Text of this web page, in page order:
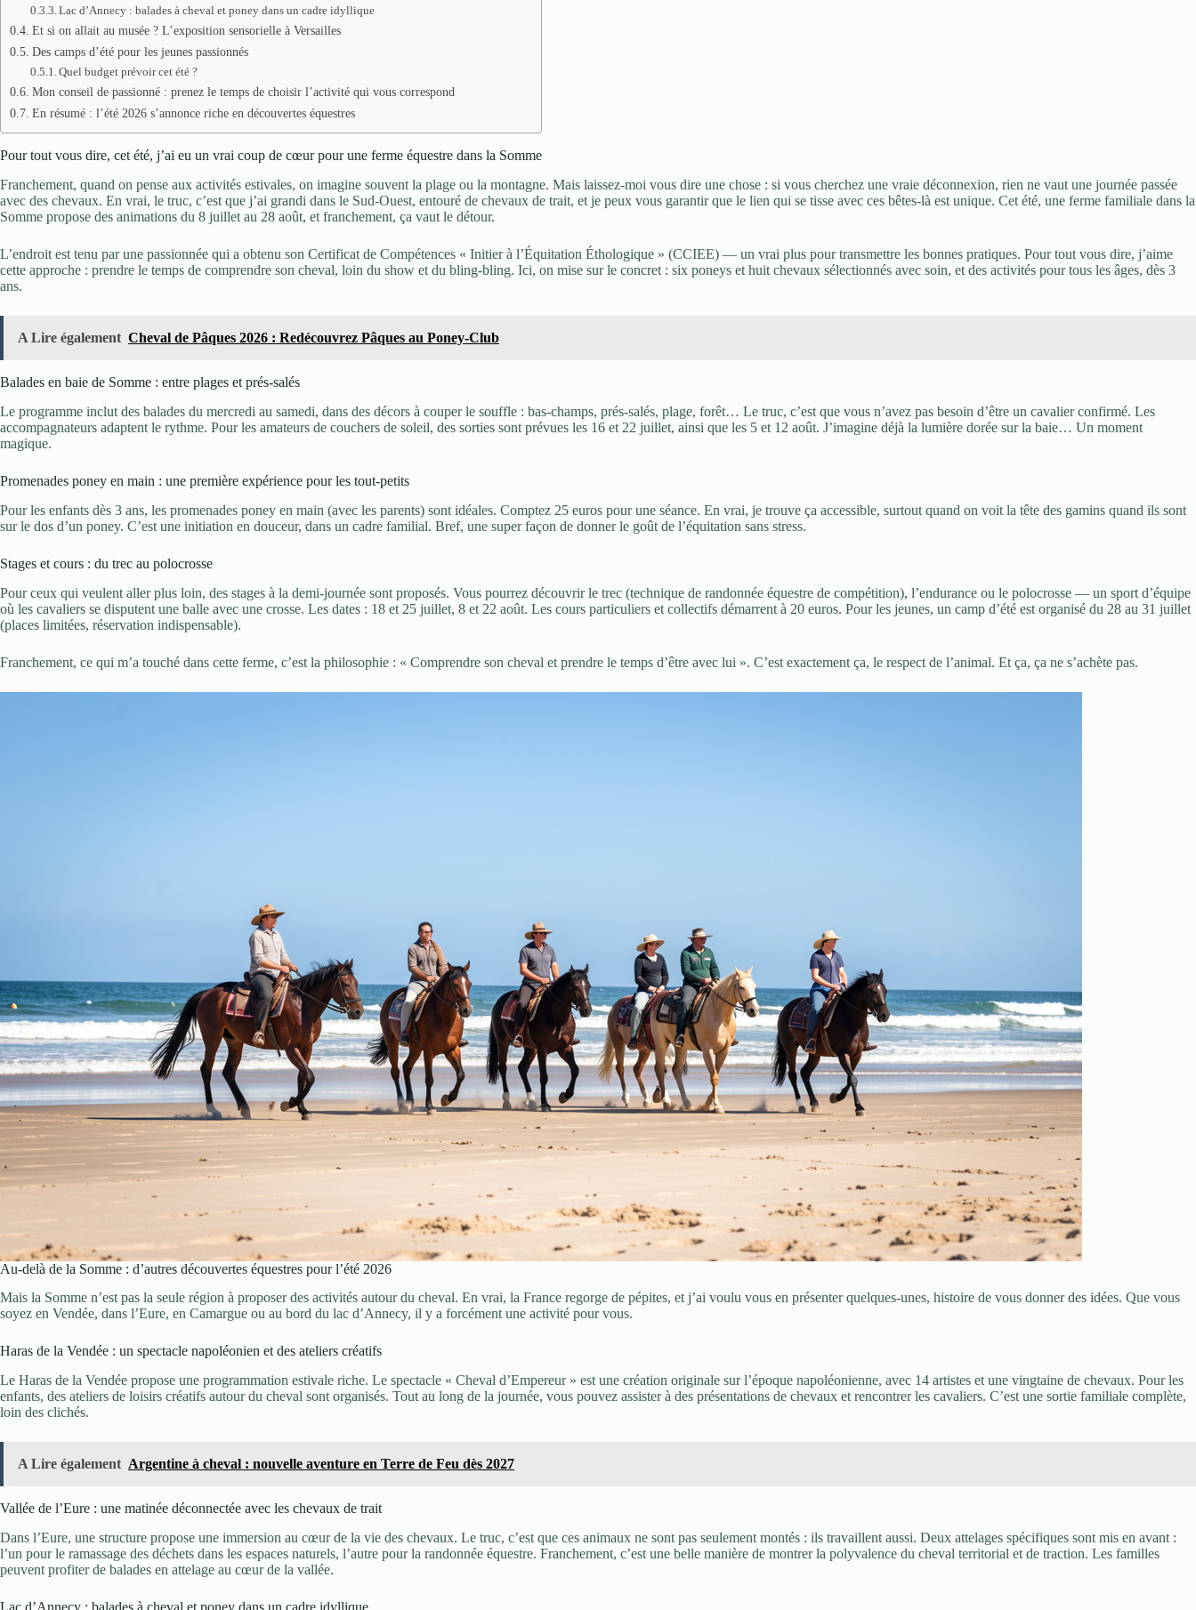
Lac d’Annecy : balades à cheval et poney dans un cadre idyllique
Et si on allait au musée ? L’exposition sensorielle à Versailles
Des camps d’été pour les jeunes passionnés
Quel budget prévoir cet été ?
Mon conseil de passionné : prenez le temps de choisir l’activité qui vous correspond
En résumé : l’été 2026 s’annonce riche en découvertes équestres
Pour tout vous dire, cet été, j’ai eu un vrai coup de cœur pour une ferme équestre dans la Somme
Franchement, quand on pense aux activités estivales, on imagine souvent la plage ou la montagne. Mais laissez-moi vous dire une chose : si vous cherchez une vraie déconnexion, rien ne vaut une journée passée
avec des chevaux. En vrai, le truc, c’est que j’ai grandi dans le Sud-Ouest, entouré de chevaux de trait, et je peux vous garantir que le lien qui se tisse avec ces bêtes-là est unique. Cet été, une ferme familiale dans la
Somme propose des animations du 8 juillet au 28 août, et franchement, ça vaut le détour.
L’endroit est tenu par une passionnée qui a obtenu son Certificat de Compétences « Initier à l’Équitation Éthologique » (CCIEE) — un vrai plus pour transmettre les bonnes pratiques. Pour tout vous dire, j’aime
cette approche : prendre le temps de comprendre son cheval, loin du show et du bling-bling. Ici, on mise sur le concret : six poneys et huit chevaux sélectionnés avec soin, et des activités pour tous les âges, dès 3
ans.
A Lire également Cheval de Pâques 2026 : Redécouvrez Pâques au Poney-Club
Balades en baie de Somme : entre plages et prés-salés
Le programme inclut des balades du mercredi au samedi, dans des décors à couper le souffle : bas-champs, prés-salés, plage, forêt… Le truc, c’est que vous n’avez pas besoin d’être un cavalier confirmé. Les
accompagnateurs adaptent le rythme. Pour les amateurs de couchers de soleil, des sorties sont prévues les 16 et 22 juillet, ainsi que les 5 et 12 août. J’imagine déjà la lumière dorée sur la baie… Un moment
magique.
Promenades poney en main : une première expérience pour les tout-petits
Pour les enfants dès 3 ans, les promenades poney en main (avec les parents) sont idéales. Comptez 25 euros pour une séance. En vrai, je trouve ça accessible, surtout quand on voit la tête des gamins quand ils sont
sur le dos d’un poney. C’est une initiation en douceur, dans un cadre familial. Bref, une super façon de donner le goût de l’équitation sans stress.
Stages et cours : du trec au polocrosse
Pour ceux qui veulent aller plus loin, des stages à la demi-journée sont proposés. Vous pourrez découvrir le trec (technique de randonnée équestre de compétition), l’endurance ou le polocrosse — un sport d’équipe
où les cavaliers se disputent une balle avec une crosse. Les dates : 18 et 25 juillet, 8 et 22 août. Les cours particuliers et collectifs démarrent à 20 euros. Pour les jeunes, un camp d’été est organisé du 28 au 31 juillet
(places limitées, réservation indispensable).
Franchement, ce qui m’a touché dans cette ferme, c’est la philosophie : « Comprendre son cheval et prendre le temps d’être avec lui ». C’est exactement ça, le respect de l’animal. Et ça, ça ne s’achète pas.
Au-delà de la Somme : d’autres découvertes équestres pour l’été 2026
Mais la Somme n’est pas la seule région à proposer des activités autour du cheval. En vrai, la France regorge de pépites, et j’ai voulu vous en présenter quelques-unes, histoire de vous donner des idées. Que vous
soyez en Vendée, dans l’Eure, en Camargue ou au bord du lac d’Annecy, il y a forcément une activité pour vous.
Haras de la Vendée : un spectacle napoléonien et des ateliers créatifs
Le Haras de la Vendée propose une programmation estivale riche. Le spectacle « Cheval d’Empereur » est une création originale sur l’époque napoléonienne, avec 14 artistes et une vingtaine de chevaux. Pour les
enfants, des ateliers de loisirs créatifs autour du cheval sont organisés. Tout au long de la journée, vous pouvez assister à des présentations de chevaux et rencontrer les cavaliers. C’est une sortie familiale complète,
loin des clichés.
A Lire également Argentine à cheval : nouvelle aventure en Terre de Feu dès 2027
Vallée de l’Eure : une matinée déconnectée avec les chevaux de trait
Dans l’Eure, une structure propose une immersion au cœur de la vie des chevaux. Le truc, c’est que ces animaux ne sont pas seulement montés : ils travaillent aussi. Deux attelages spécifiques sont mis en avant :
l’un pour le ramassage des déchets dans les espaces naturels, l’autre pour la randonnée équestre. Franchement, c’est une belle manière de montrer la polyvalence du cheval territorial et de traction. Les familles
peuvent profiter de balades en attelage au cœur de la vallée.
Lac d’Annecy : balades à cheval et poney dans un cadre idyllique